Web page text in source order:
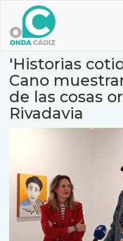
contenido
principal
'Historias
Cano
de las cosas
Rivadavia